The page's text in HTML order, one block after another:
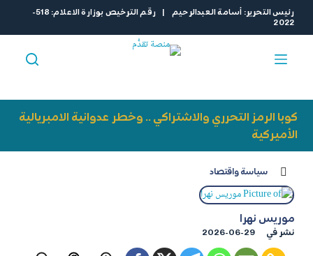
ل
رئيس التحرير: أسامة العبدالرحيم | رقم الترخيص بوزارة الاعلام: 518-
2022
كوبا الرمز التحرري والاشتراكي .. وخطر عدوانية الامبريالية
الأميركية
سياسة واقتصاد
موريس نهرا
نشر في 2026-06-29